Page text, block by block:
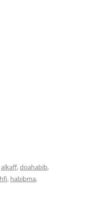
alkaff,doahabib,
, habibma,